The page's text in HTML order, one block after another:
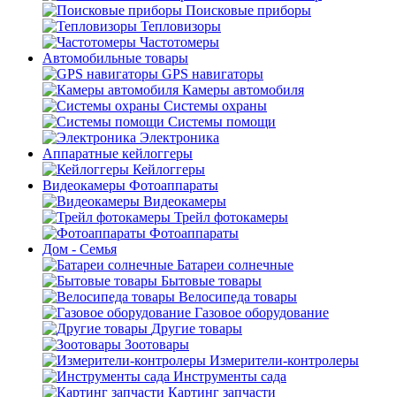
Поисковые приборы
Тепловизоры
Частотомеры
Автомобильные товары
GPS навигаторы
Камеры автомобиля
Системы охраны
Системы помощи
Электроника
Аппаратные кейлоггеры
Кейлоггеры
Видеокамеры Фотоаппараты
Видеокамеры
Трейл фотокамеры
Фотоаппараты
Дом - Семья
Батареи солнечные
Бытовые товары
Велосипеда товары
Газовое оборудование
Другие товары
Зоотовары
Измерители-контролеры
Инструменты сада
Картинг запчасти